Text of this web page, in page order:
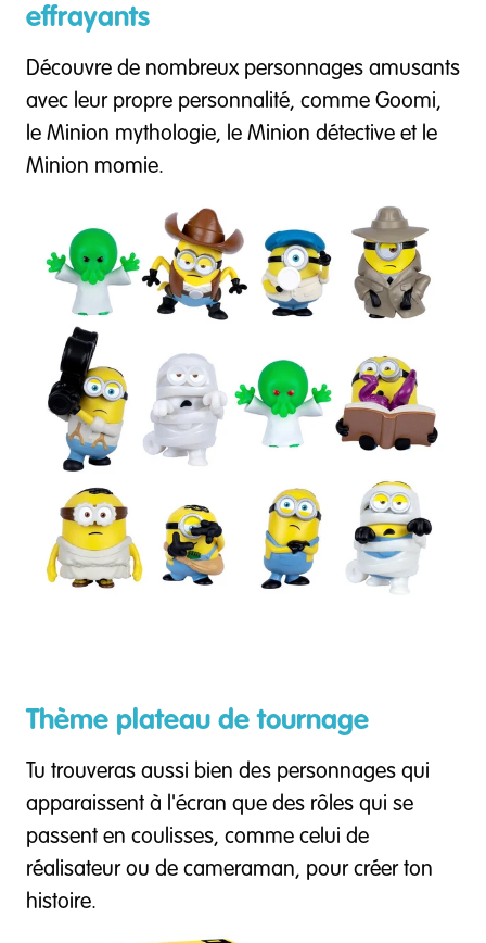
effrayants
Découvre de nombreux personnages amusants
avec leur propre personnalité, comme Goomi,
le Minion mythologie, le Minion détective et le
Minion momie.
Thème plateau de tournage
Tu trouveras aussi bien des personnages qui
apparaissent à l'écran que des rôles qui se
passent en coulisses, comme celui de
réalisateur ou de cameraman, pour créer ton
histoire.